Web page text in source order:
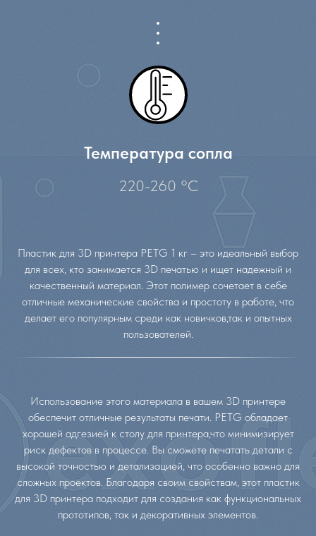
Температура сопла
220-260 °C
Пластик для 3D принтера PETG 1 кг – это идеальный выбор
для всех, кто занимается 3D печатью и ищет надежный и
качественный материал. Этот полимер сочетает в себе
отличные механические свойства и простоту в работе, что
делает его популярным среди как новичков,так и опытных
пользователей.
Использование этого материала в вашем 3D принтере
обеспечит отличные результаты печати. PETG обладает
хорошей адгезией к столу для принтера,что минимизирует
риск дефектов в процессе. Вы сможете печатать детали с
высокой точностью и детализацией, что особенно важно для
сложных проектов. Благодаря своим свойствам, этот пластик
для 3D принтера подходит для создания как функциональных
прототипов, так и декоративных элементов.